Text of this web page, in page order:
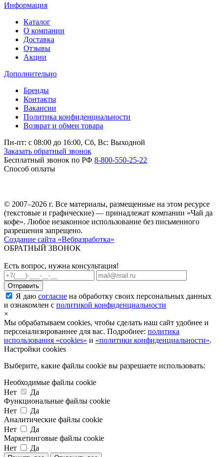
Информация
Каталог
О компании
Доставка
Отзывы
Акции
Дополнительно
Бренды
Контакты
Вакансии
Политика конфиденциальности
Возврат и обмен товара
Пн-пт: c 08:00 до 16:00, Сб, Вс: Выходной
Заказать обратный звонок
Бесплатный звонок по РФ 8-800-550-25-22
Способ оплаты
© 2007–2026 г. Все материалы, размещенные на этом ресурсе
(текстовые и графические) — принадлежат компании «Чай да
кофе». Любое незаконное использование без письменного
разрешения запрещено.
Создание сайта «Вебразработка»
ОБРАТНЫЙ ЗВОНОК
Есть вопрос, нужна консультация!
Я даю согласие на обработку своих персональных данных
и ознакомлен с политикой конфиденциальности
×
Мы обрабатываем cookies, чтобы сделать наш сайт удобнее и
персонализированнее для вас. Подробнее: политика
использования «cookies» и «политики конфиденциальности».
Настройки cookies
Выберите, какие файлы cookie вы разрешаете использовать:
Необходимые файлы cookie
Нет
Да
Функциональные файлы cookie
Нет
Да
Аналитические файлы cookie
Нет
Да
Маркетинговые файлы cookie
Нет
Да